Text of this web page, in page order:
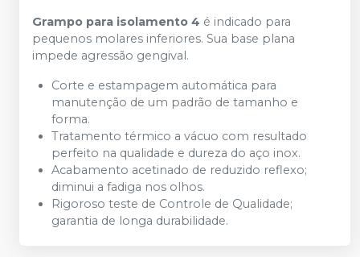
Grampo para isolamento 4 é indicado para
pequenos molares inferiores. Sua base plana
impede agressão gengival.
Corte e estampagem automática para
manutenção de um padrão de tamanho e
forma.
Tratamento térmico a vácuo com resultado
perfeito na qualidade e dureza do aço inox.
Acabamento acetinado de reduzido reflexo;
diminui a fadiga nos olhos.
Rigoroso teste de Controle de Qualidade;
garantia de longa durabilidade.